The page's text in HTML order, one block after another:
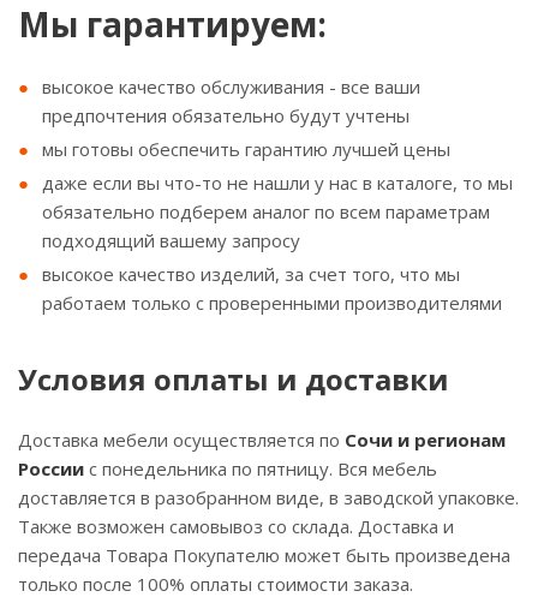
Мы гарантируем:
высокое качество обслуживания - все ваши
предпочтения обязательно будут учтены
мы готовы обеспечить гарантию лучшей цены
даже если вы что-то не нашли у нас в каталоге, то мы
обязательно подберем аналог по всем параметрам
подходящий вашему запросу
высокое качество изделий, за счет того, что мы
работаем только с проверенными производителями
Условия оплаты и доставки
Доставка мебели осуществляется по Сочи и регионам
России с понедельника по пятницу. Вся мебель
доставляется в разобранном виде, в заводской упаковке.
Также возможен самовывоз со склада. Доставка и
передача Товара Покупателю может быть произведена
только после 100% оплаты стоимости заказа.